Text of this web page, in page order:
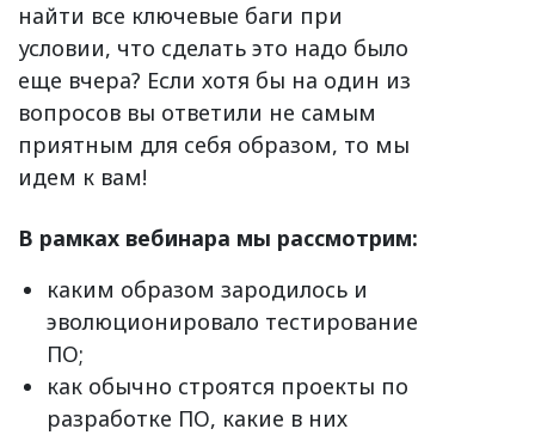
найти все ключевые баги при
условии, что сделать это надо было
еще вчера? Если хотя бы на один из
вопросов вы ответили не самым
приятным для себя образом, то мы
идем к вам!
В рамках вебинара мы рассмотрим:
каким образом зародилось и
эволюционировало тестирование
ПО;
как обычно строятся проекты по
разработке ПО, какие в них